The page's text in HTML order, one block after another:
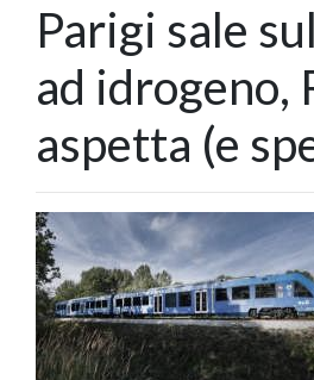
Parigi sale
ad idrogeno,
aspetta (e